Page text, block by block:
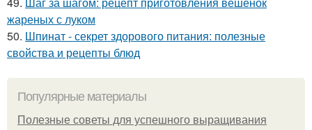
жареных с луком
50. Шпинат - секрет здорового питания: полезные
свойства и рецепты блюд
Популярные материалы
Полезные советы для успешного выращивания